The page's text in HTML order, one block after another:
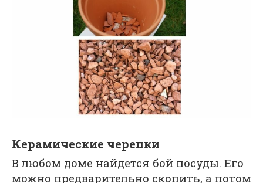
Керамические черепки
В любом доме найдется бой посуды. Его
можно предварительно скопить, а потом